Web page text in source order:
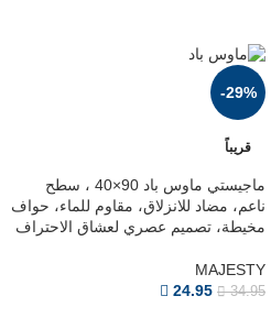
-29%
قريباً
ماجيستي ماوس باد 90×40 ، سطح
ناعم، مضاد للانزلاق، مقاوم للماء، حواف
مخيطة، تصميم عصري لعشاق الاحتراف
MAJESTY
34.95
24.95